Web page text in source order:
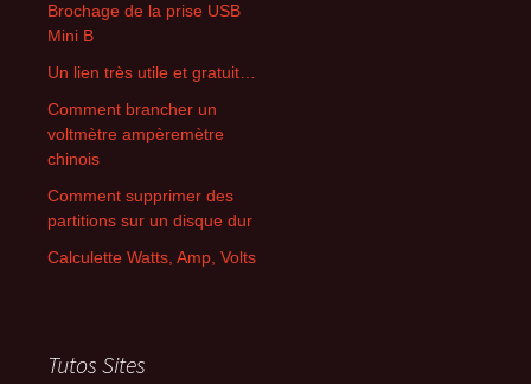
Brochage de la prise USB
Mini B
Un lien très utile et gratuit…
Comment brancher un
voltmètre ampèremètre
chinois
Comment supprimer des
partitions sur un disque dur
Calculette Watts, Amp, Volts
Tutos Sites